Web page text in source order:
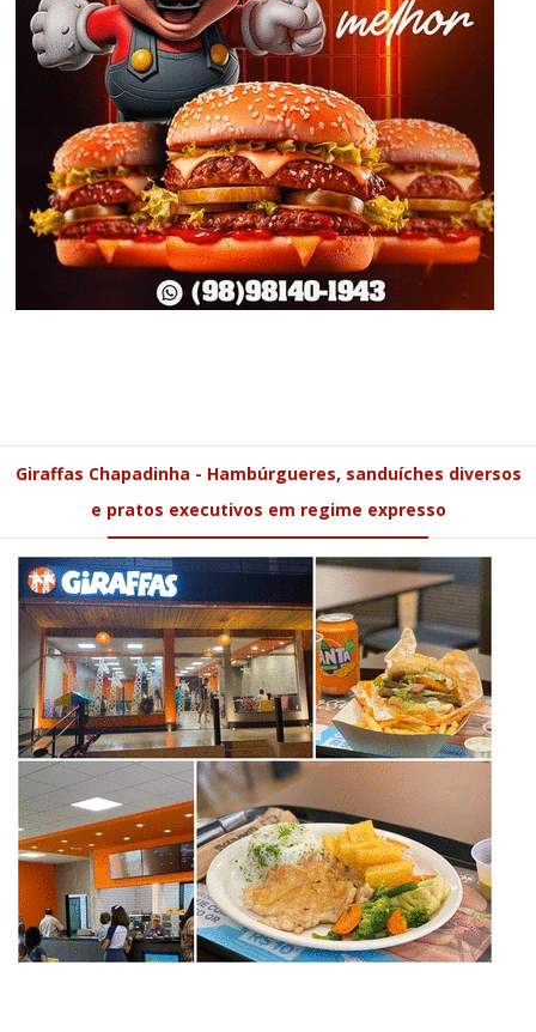
Giraffas Chapadinha - Hambúrgueres, sanduíches diversos
e pratos executivos em regime expresso